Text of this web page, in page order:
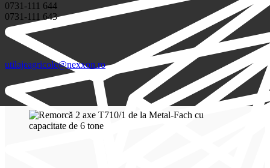
0731-111 644
0731-111 643
utilajeagricole@nexxon.ro